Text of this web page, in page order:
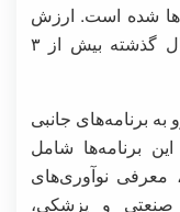
شده است. ارزش
مجموع این اثرات اقتصادی در سه سال گذشته بیش از ۳
به برنامه‌های جانبی
برنامه‌ها شامل
معرفی نوآوری‌های
صنعتی و پزشکی،